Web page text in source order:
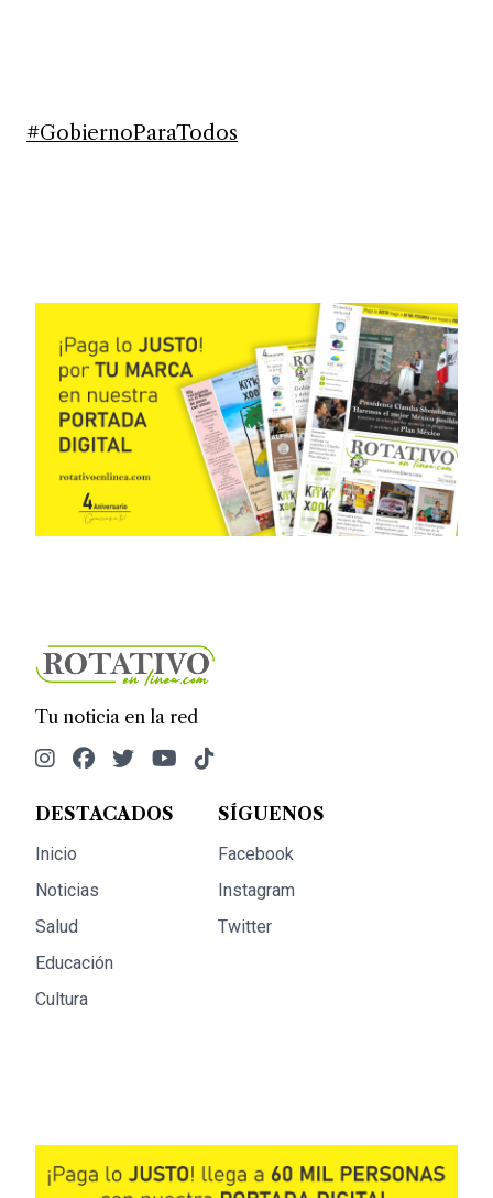
#GobiernoParaTodos
Tu noticia en la red
DESTACADOS
Inicio
Noticias
Salud
Educación
Cultura
SÍGUENOS
Facebook
Instagram
Twitter